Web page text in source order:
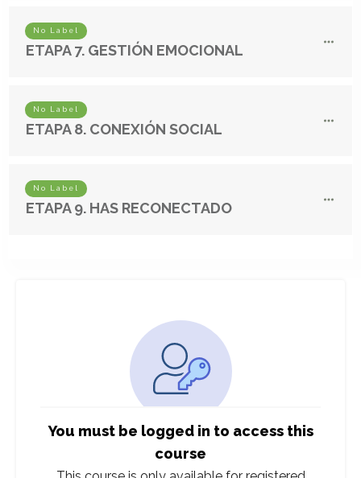
You must be logged in to access this
course
No Label
ETAPA 7. GESTIÓN EMOCIONAL
No Label
ETAPA 8. CONEXIÓN SOCIAL
No Label
ETAPA 9. HAS RECONECTADO